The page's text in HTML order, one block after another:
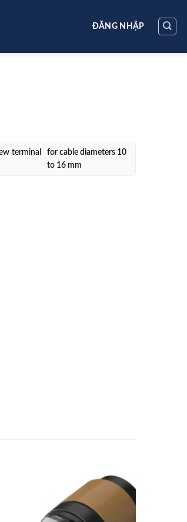
ĐĂNG NHẬP
terminal
for cable diameters 10
to 16 mm